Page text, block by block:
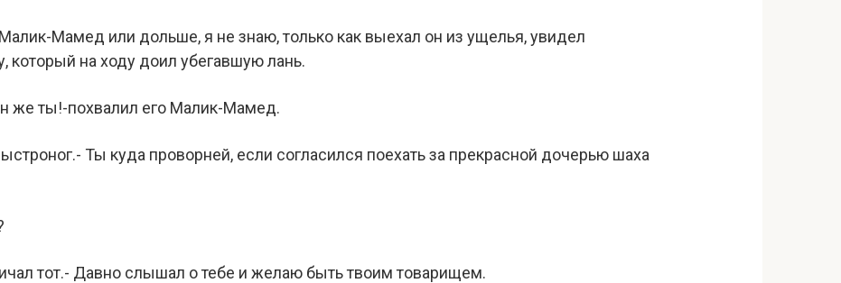
Мамед или дольше, я не знаю, только как выехал он из ущелья, увидел
который на ходу доил убегавшую лань.
же ты!-похвалил его Малик-Мамед.
Ты куда проворней, если согласился поехать за прекрасной дочерью шаха
тот.- Давно слышал о тебе и желаю быть твоим товарищем.